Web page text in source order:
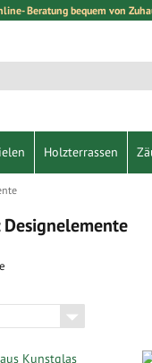
Beratung bequem von
Holzterrassen
Designelemente